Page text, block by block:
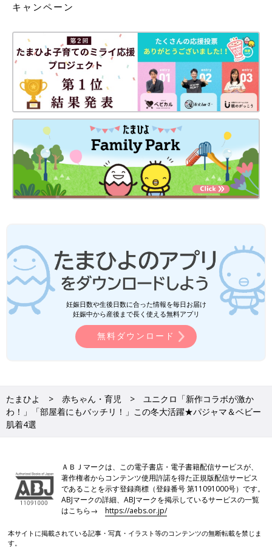
キャンペーン
妊娠日数や生後日数に合った情報を毎日お届け
妊娠中から産後まで長く使える無料アプリ
無料ダウンロード
たまひよ 赤ちゃん・育児
ユニクロ「新作コラボが激か
わ！」「部屋着にもバッチリ！」この冬大活躍★パジャマ＆ベビー
肌着4選
ＡＢＪマークは、この電子書店・電子書籍配信サービスが、
著作権者からコンテンツ使用許諾を得た正規版配信サービス
であることを示す登録商標（登録番号 第11091000号）です。
ABJマークの詳細、ABJマークを掲示しているサービスの一覧
はこちら→https://aebs.or.jp/
本サイトに掲載されている記事・写真・イラスト等のコンテンツの無断転載を禁じま
す。